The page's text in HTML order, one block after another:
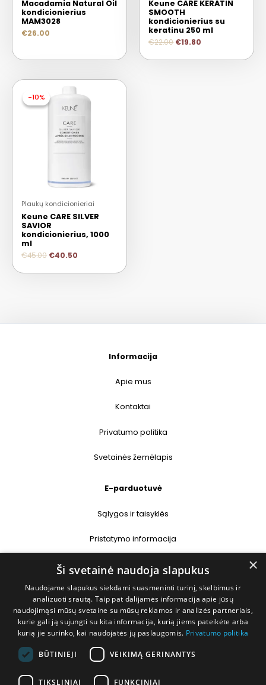
Macadamia Natural Oil
kondicionierius
MAM3028
€26.00
Keune CARE KERATIN
SMOOTH
kondicionierius su
keratinu 250 ml
€22.00 €19.80
-10%
-10%
Plaukų kondicionieriai
Keune CARE SILVER
SAVIOR
kondicionierius, 1000
ml
€45.00 €40.50
Informacija
Apie mus
Kontaktai
Privatumo politika
Svetainės žemėlapis
E-parduotuvė
Sąlygos ir taisyklės
Pristatymo informacija
Prekių grąžinimas
Kontaktai
+370 677 31358
×
Ši svetainė naudoja slapukus
Naudojame slapukus siekdami suasmeninti turinį, skelbimus ir
analizuoti srautą. Taip pat dalijamės informacija apie jūsų
naudojimąsi mūsų svetaine su mūsų reklamos ir analizės partneriais,
kurie gali ją sujungti su kita informacija, kurią jiems pateikėte arba
kurią jie surinko, kai naudojatės jų paslaugomis. Privatumo politika
BŪTINIEJI VEIKIMĄ GERINANTYS
TIKSLINIAI FUNKCINIAI